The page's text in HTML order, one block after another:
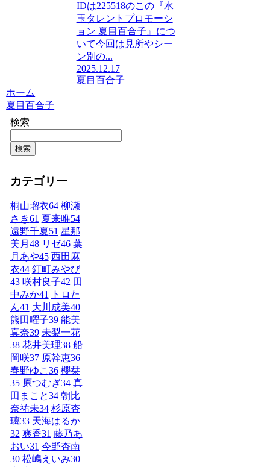
IDは225518のこの『水
玉タレントプロモーシ
ョン 夏目百合子』につ
いて今回は見所やシー
ン別の...
2025.12.17
夏目百合子
ホーム
夏目百合子
検索
検索
カテゴリー
桐山瑠衣64 柳瀬
さき61 夏来唯54
遠野千夏51 星那
美月 48 リゼ46 葉
月あや45 西田麻
衣44 釘町みやび
43 咲村良子42 田
中みか41
トロた
ん41 大川成美40
熊田曜子39 能美
真奈39 未梨一花
38 花井美理38 船
岡咲37 原幹恵36
春野ゆこ 36 櫻栞
35 原つむぎ34 真
田まこと34 朝比
奈祐未34 杉原杏
璃33 天海はるか
32 爽香31 藤乃あ
おい31 今野杏南
30 松嶋えいみ30